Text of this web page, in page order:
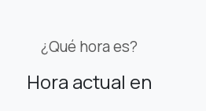
¿Qué hora es?
Hora actual en